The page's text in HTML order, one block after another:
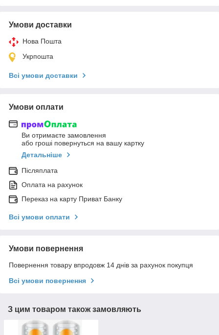
Умови доставки
Нова Пошта
Укрпошта
Всі умови доставки
Умови оплати
Ви отримаєте замовлення
або гроші повернуться на вашу картку
Детальніше
Післяплата
Оплата на рахунок
Переказ на карту Приват Банку
Всі умови оплати
Умови повернення
Повернення товару впродовж 14 днів за рахунок покупця
Всі умови повернення
З цим товаром також замовляють